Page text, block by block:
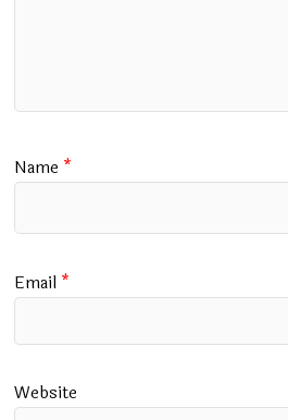
Name *
Email *
Website